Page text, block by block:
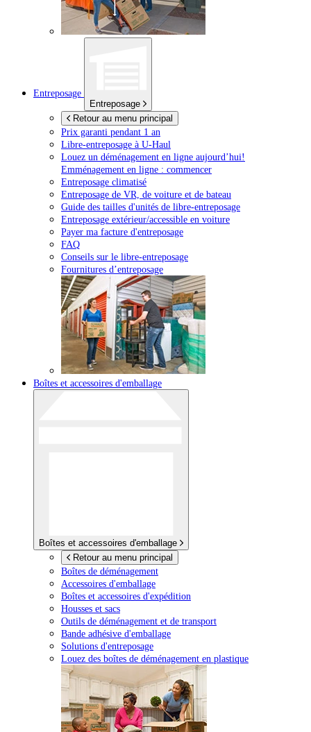
Entreposage
Entreposage
Retour au menu principal
Prix garanti pendant 1 an
Libre-entreposage à U-Haul
Louez un déménagement en ligne aujourd’hui!
Emménagement en ligne : commencer
Entreposage climatisé
Entreposage de VR, de voiture et de bateau
Guide des tailles d'unités de libre-entreposage
Entreposage extérieur/accessible en voiture
Payer ma facture d'entreposage
FAQ
Conseils sur le libre-entreposage
Fournitures d’entreposage
Boîtes et accessoires d'emballage
Boîtes et accessoires d'emballage
Retour au menu principal
Boîtes de déménagement
Accessoires d'emballage
Boîtes et accessoires d'expédition
Housses et sacs
Outils de déménagement et de transport
Bande adhésive d'emballage
Solutions d'entreposage
Louez des boîtes de déménagement en plastique